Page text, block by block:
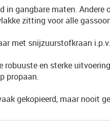
in gangbare maten. Andere
zitting voor alle
met snijzuurstofkraan i.p.v.
robuuste en sterke
propaan.
gekopieerd, maar nooit